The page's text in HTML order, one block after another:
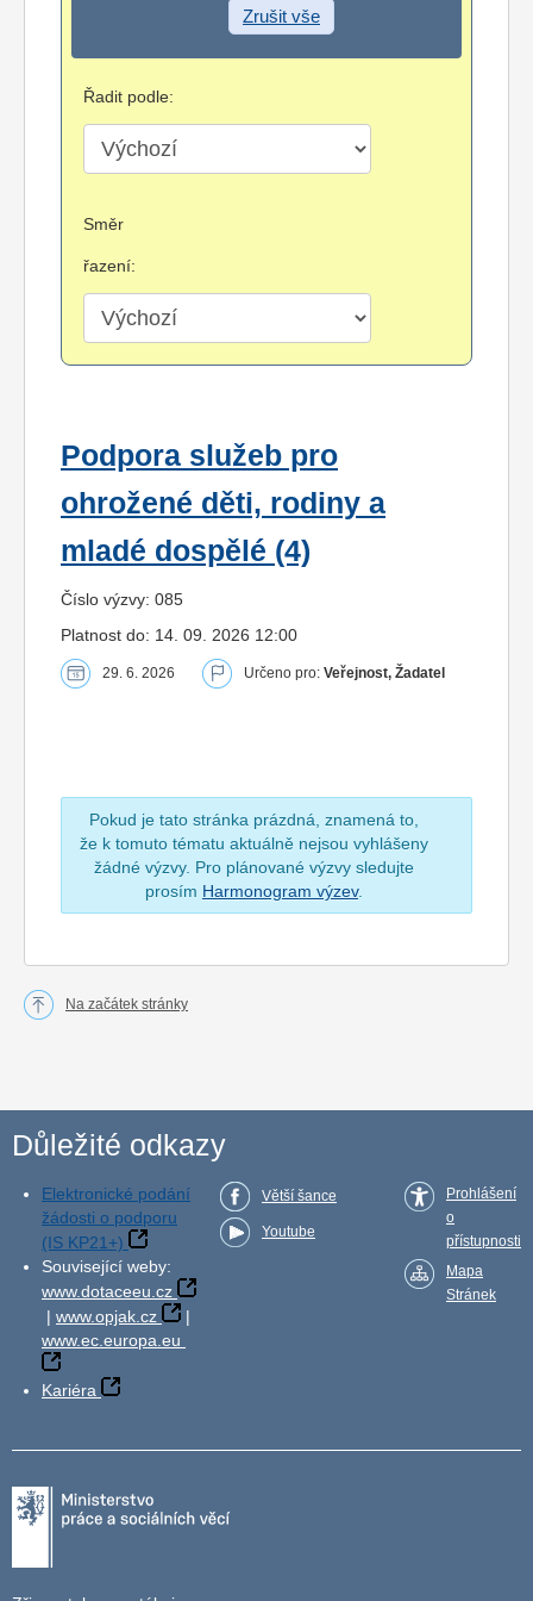
Zrušit vše
Řadit podle:
Směr
řazení:
Podpora služeb pro
ohrožené děti, rodiny a
mladé dospělé (4)
Číslo výzvy: 085
Platnost do: 14. 09. 2026 12:00
29. 6. 2026 Určeno pro: Veřejnost, Žadatel
Pokud je tato stránka prázdná, znamená to,
že k tomuto tématu aktuálně nejsou vyhlášeny
žádné výzvy. Pro plánované výzvy sledujte
prosím Harmonogram výzev.
Na začátek stránky
Důležité odkazy
Elektronické podání
žádosti o podporu
(IS KP21+)
Související weby:
www.dotaceeu.cz
| www.opjak.cz
|
www.ec.europa.eu
Kariéra
Větší šance
Youtube
Prohlášení
o
přístupnosti
Mapa
Stránek